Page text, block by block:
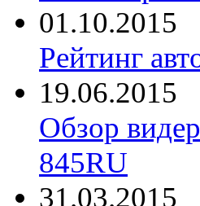
01.10.2015
Рейтинг
19.06.2015
Обзор
845RU
31.03.2015